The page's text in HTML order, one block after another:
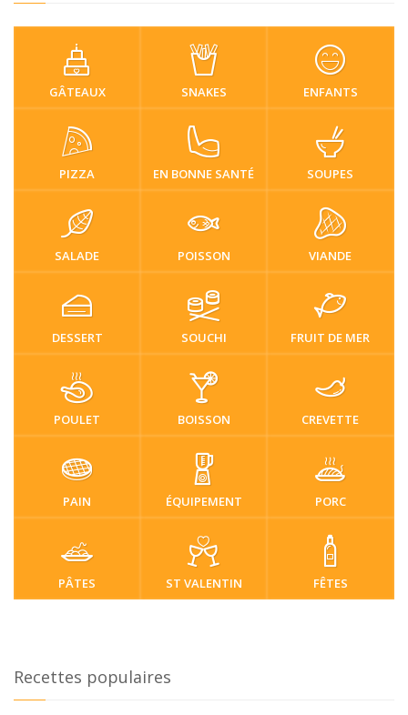
GÂTEAUX SNAKES ENFANTS
PIZZA EN BONNE SANTÉ SOUPES
SALADE POISSON VIANDE
DESSERT SOUCHI FRUIT DE MER
POULET BOISSON CREVETTE
PAIN ÉQUIPEMENT PORC
PÂTES ST VALENTIN FÊTES
Recettes populaires